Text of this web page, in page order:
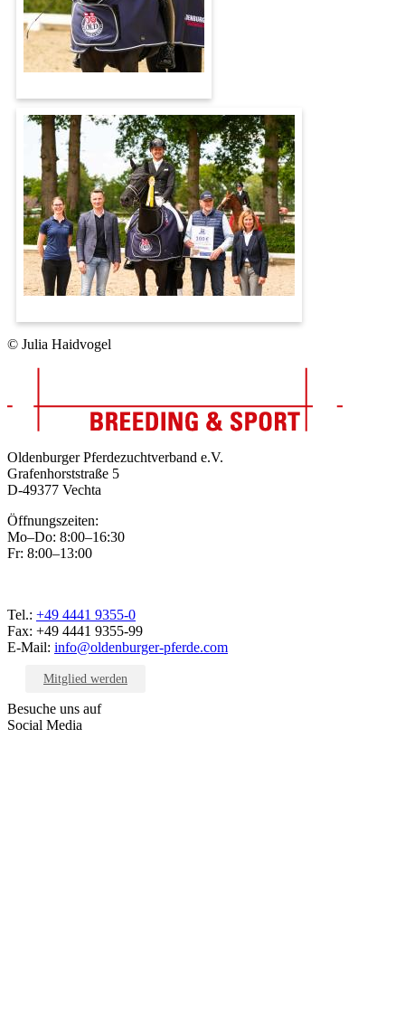
© Julia Haidvogel
Oldenburger Pferdezuchtverband e.V.
Grafenhorststraße 5
D-49377 Vechta
Öffnungszeiten:
Mo–Do: 8:00–16:30
Fr: 8:00–13:00
Tel.: +49 4441 9355-0
Fax: +49 4441 9355-99
E-Mail: info@oldenburger-pferde.com
Mitglied werden
Besuche uns auf
Social Media